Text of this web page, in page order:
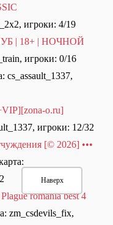
игроки: 4/19
| 18+ | НОЧНОЙ
игроки: 0/16
cs_assault_1337,
o.ru]
игроки: 12/32
[© 2026] •••
romania best 4
zm_csdevils_fix,
Наверх